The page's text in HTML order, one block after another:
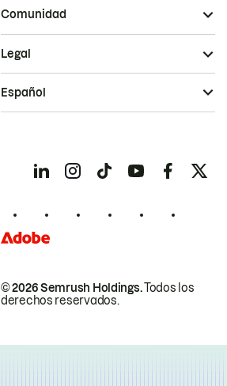
Comunidad
© 2026 Semrush Holdings.Todos los
derechos reservados.
Legal
Español